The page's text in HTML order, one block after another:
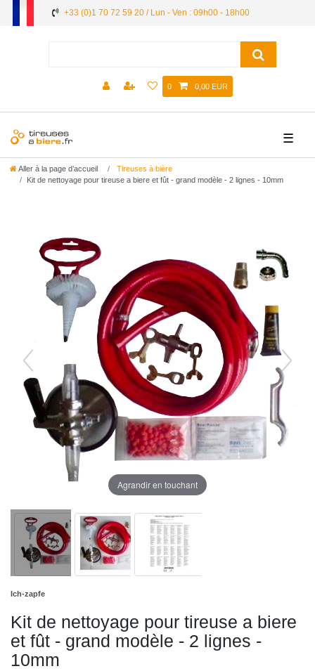
+33 (0)1 70 72 59 20 / Lun - Ven : 09h00 - 18h00
0 0,00 EUR
☰
Aller à la page d’accueil
Tireuses à bière
Kit de nettoyage pour tireuse a biere et fût - grand modèle - 2 lignes - 10mm
Agrandir en touchant
Ich-zapfe
Kit de nettoyage pour tireuse a biere
et fût - grand modèle - 2 lignes -
10mm